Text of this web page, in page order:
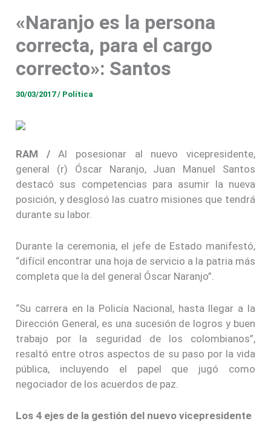
tras ser elegido como tal por el Congreso para lo que
resta del periodo constitucional.
«Naranjo es la persona
correcta, para el cargo
correcto»: Santos
30/03/2017/ Política
RAM /Al posesionar al nuevo vicepresidente,
general (r) Óscar Naranjo, Juan Manuel Santos
destacó sus competencias para asumir la nueva
posición, y desglosó las cuatro misiones que tendrá
durante su labor.
Durante la ceremonia, el jefe de Estado manifestó,
“difícil encontrar una hoja de servicio a la patria más
completa que la del general Óscar Naranjo”.
“Su carrera en la Policía Nacional, hasta llegar a la
Dirección General, es una sucesión de logros y buen
trabajo por la seguridad de los colombianos”,
resaltó entre otros aspectos de su paso por la vida
pública, incluyendo el papel que jugó como
negociador de los acuerdos de paz.
Los 4 ejes de la gestión del nuevo vicepresidente